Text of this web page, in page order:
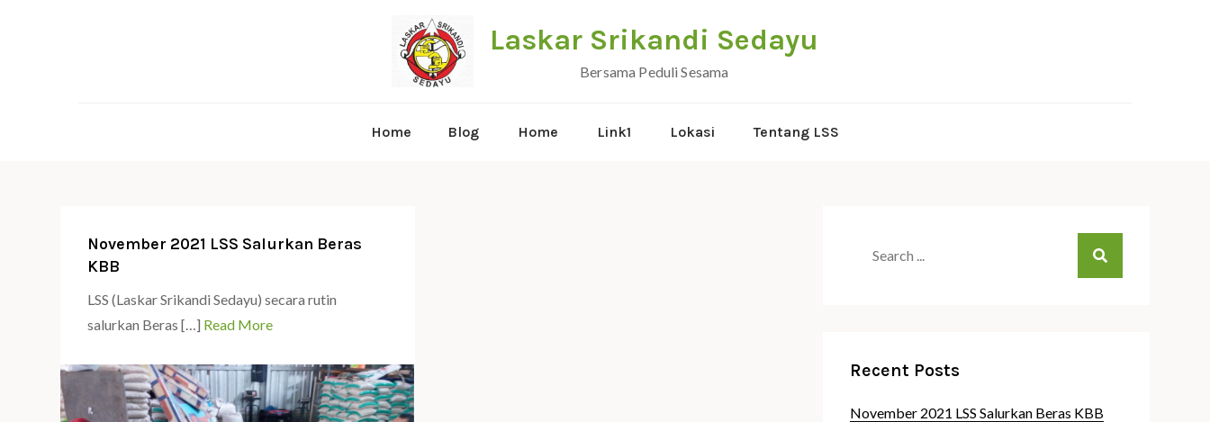
Laskar Srikandi Sedayu
Bersama Peduli Sesama
Home Blog Home Link1 Lokasi Tentang LSS
November 2021 LSS Salurkan Beras
KBB
LSS (Laskar Srikandi Sedayu) secara rutin
salurkan Beras […] Read More
Recent Posts
November 2021 LSS Salurkan Beras KBB